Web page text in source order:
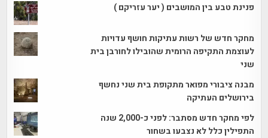
פנינת טבע בין המושבים ( יער עזריקם )
מחקר חדש של רשות עתיקות חושף עדויות
לעוצמת התקיפה הרומית שהובילו לחורבן בית
שני
מבנה ציבורי מפואר מתקופת בית שני נחשף
בירושלים העתיקה
לפי מחקר חדש מסתבר: לפני כ-2,000 שנה
התפילין כלל לא נצבעו בשחור